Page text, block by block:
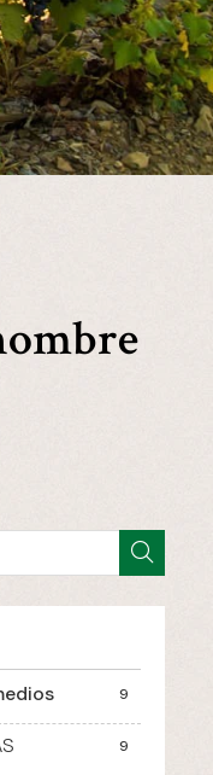
9
9